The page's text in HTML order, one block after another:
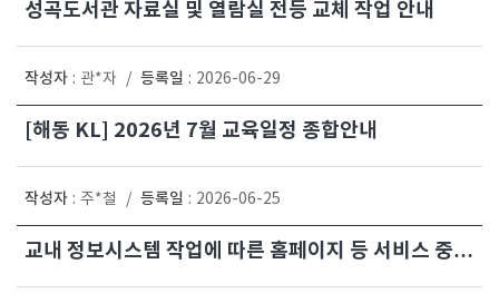
성곡도서관 자료실 및 열람실 전등 교체 작업 안내
작성자 : 관*자 / 등록일 : 2026-06-29
[해동 KL] 2026년 7월 교육일정 종합안내
작성자 : 주*철 / 등록일 : 2026-06-25
교내 정보시스템 작업에 따른 홈페이지 등 서비스 중…